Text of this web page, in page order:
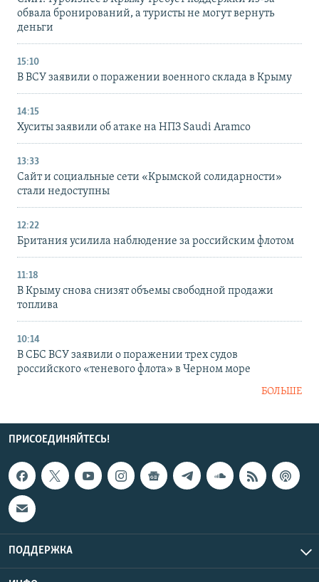
обвала бронирований, а туристы не могут вернуть
деньги
15:10
В ВСУ заявили о поражении военного склада в Крыму
14:15
Хуситы заявили об атаке на НПЗ Saudi Aramco
13:33
Сайт и социальные сети «Крымской солидарности»
стали недоступны
12:22
Британия усилила наблюдение за российским флотом
11:18
В Крыму снова снизят объемы свободной продажи
топлива
10:14
В СБС ВСУ заявили о поражении трех судов
российского «теневого флота» в Черном море
БОЛЬШЕ
ПРИСОЕДИНЯЙТЕСЬ!
ПОДДЕРЖКА